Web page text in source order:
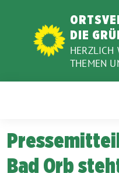
DIE
HERZLICH
THEMEN
Bad Orb